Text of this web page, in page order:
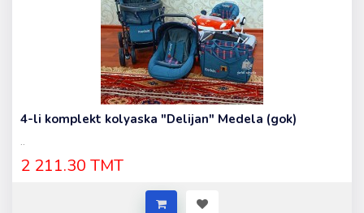
4-li komplekt kolyaska "Delijan" Medela (gok)
..
2 211.30 TMT